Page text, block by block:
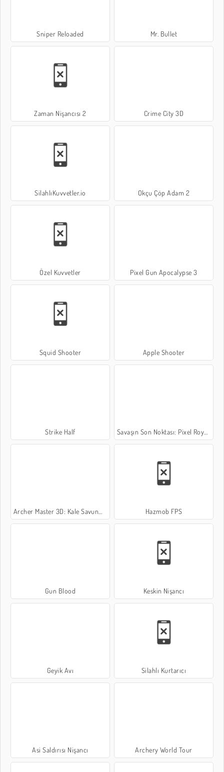
Sniper Reloaded Mr. Bullet
Zaman Nişancısı 2 Crime City 3D
SilahlıKuvvetler.io Okçu Çöp Adam 2
Özel Kuvvetler Pixel Gun Apocalypse 3
Squid Shooter Apple Shooter
Strike Half Savaşın Son Noktası: Pixel Royale
Archer Master 3D: Kale Savunması Hazmob FPS
Gun Blood Keskin Nişancı
Geyik Avı Silahlı Kurtarıcı
Asi Saldırısı Nişancı Archery World Tour